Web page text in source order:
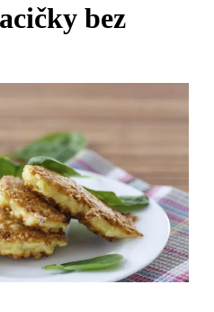
bez